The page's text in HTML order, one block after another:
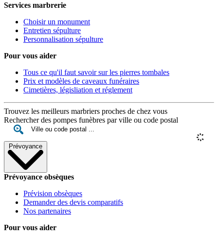
Services marbrerie
Choisir un monument
Entretien sépulture
Personnalisation sépulture
Pour vous aider
Tous ce qu'il faut savoir sur les pierres tombales
Prix et modèles de caveaux funéraires
Cimetières, législiation et réglement
Trouvez les meilleurs marbriers proches de chez vous
Rechercher des pompes funèbres par ville ou code postal
Prévoyance
Prévoyance obsèques
Prévision obsèques
Demander des devis comparatifs
Nos partenaires
Pour vous aider